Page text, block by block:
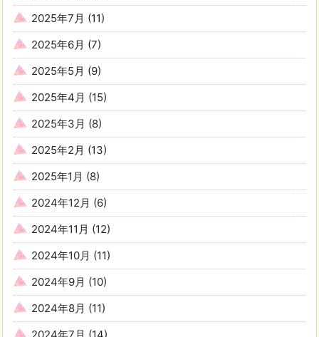
2025年7月 (11)
2025年6月 (7)
2025年5月 (9)
2025年4月 (15)
2025年3月 (8)
2025年2月 (13)
2025年1月 (8)
2024年12月 (6)
2024年11月 (12)
2024年10月 (11)
2024年9月 (10)
2024年8月 (11)